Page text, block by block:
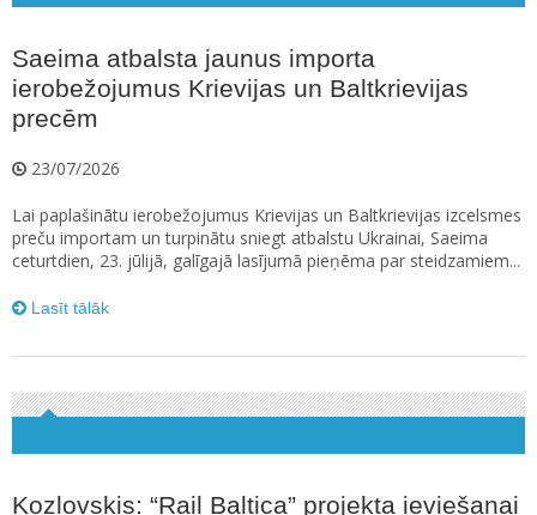
Saeima atbalsta jaunus importa
ierobežojumus Krievijas un Baltkrievijas
precēm
23/07/2026
Lai paplašinātu ierobežojumus Krievijas un Baltkrievijas izcelsmes
preču importam un turpinātu sniegt atbalstu Ukrainai, Saeima
ceturtdien, 23. jūlijā, galīgajā lasījumā pieņēma par steidzamiem...
Lasīt tālāk
Kozlovskis: “Rail Baltica” projekta ieviešanai